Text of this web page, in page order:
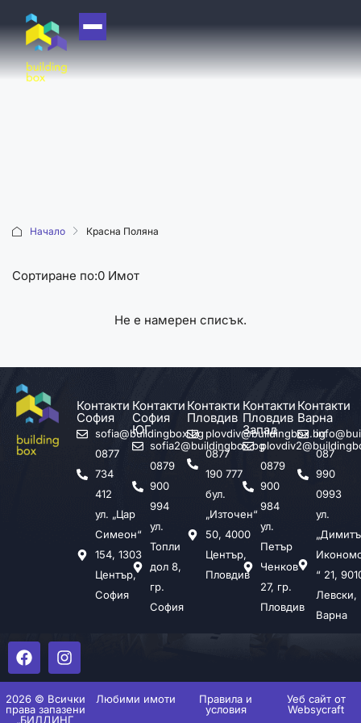
НАЧАЛО
КУПИ
ОТДАЙ
ВРЕМЕТО
Начало Красна Поляна
0 Имот
Сортиране по:
Не е намерен списък.
Контакти
София
sofia@buildingbox.bg
0877
734
412
ул. „Цар
Симеон“
154, 1303
Център,
София
Контакти
София
ЮГ
sofia2@buildingbox.bg
0879
900
994
ул.
Топли
дол 8,
гр.
София
Контакти
Пловдив
plovdiv@buildingbox.bg
0877
190 777
бул.
„Източен“
50, 4000
Център,
Пловдив
Контакти
Пловдив
Запад
0879
900
984
ул.
Петър
Ченков
27, гр.
Пловдив
Контакти
Варна
087
990
0993
ул.
“ 21,
Левски,
Варна
2026 © Всички
права запазени
„БИЛДИНГ
Любими имоти
Правила и
условия
Уеб сайт от
Websycraft